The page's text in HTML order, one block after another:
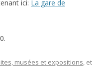
ici: La gare de
musées et expositions, et